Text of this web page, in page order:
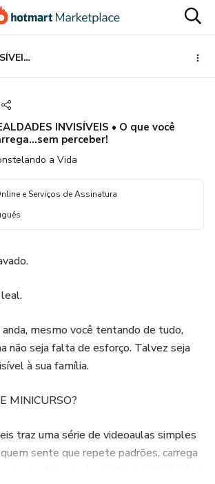
LEALDADES INVISÍVEIS • O que você carrega...sem perceber!
INVISÍVEIS • O que você
perceber!
a Vida
e Serviços de Assinatura
anda, mesmo você tentando de tudo,
não seja falta de esforço. Talvez seja
à sua família.
MINICURSO?
traz uma série de videoaulas simples
sente que repete padrões, carrega